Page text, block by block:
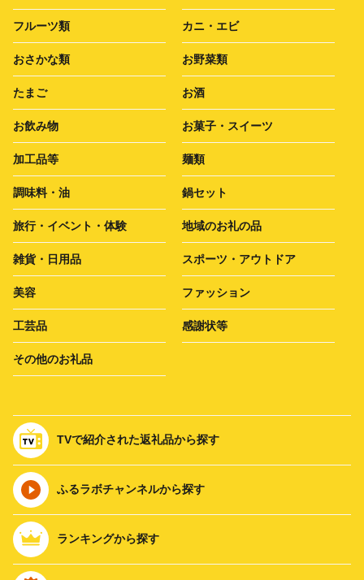
フルーツ類 カニ・エビ
おさかな類 お野菜類
たまご お酒
お飲み物 お菓子・スイーツ
加工品等 麺類
調味料・油 鍋セット
旅行・イベント・体験 地域のお礼の品
雑貨・日用品 スポーツ・アウトドア
美容 ファッション
工芸品 感謝状等
その他のお礼品
TVで紹介された返礼品から探す
ふるラボチャンネルから探す
ランキングから探す